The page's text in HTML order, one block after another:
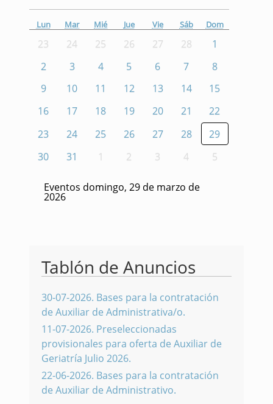
Lun Mar Mié Jue Vie Sáb Dom
23 24 25 26 27 28
1
2
3 4 5 6 7
8
9
10 11 12 13 14
15
16
17 18 19 20 21
22
23
24 25 26 27 28
29
30
31 1 2 3 4 5
Eventos domingo, 29 de marzo de
2026
Tablón de Anuncios
30-07-2026. Bases para la contratación
de Auxiliar de Administrativa/o.
11-07-2026. Preseleccionadas
provisionales para oferta de Auxiliar de
Geriatría Julio 2026.
22-06-2026. Bases para la contratación
de Auxiliar de Administrativo.